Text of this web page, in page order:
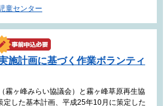
児童センター
施計画に基づく作業ボランティ
霧ヶ峰みらい協議会）と霧ヶ峰草原再生協
した基本計画、平成25年10月に策定した